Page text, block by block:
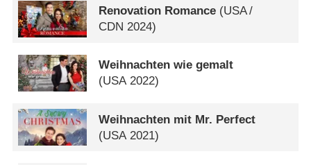
Renovation Romance (USA/
CDN 2024)
Weihnachten wie gemalt
(USA2022)
Weihnachten mit Mr. Perfect
(USA 2021)